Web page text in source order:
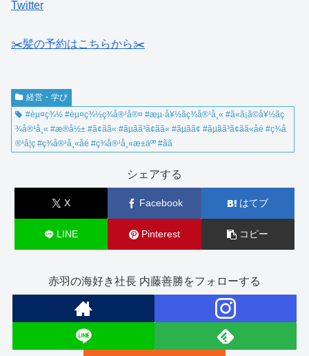
Twitter
✂️髪の予約はこちらから✂️
経営・学び
#èµ¤ç¾½ #èµ¤ç¾½ç¾å®¹å®¤ #æµ·å¥½ãç¾å®¹å¸« #ã«ã¡ã©å¥½ãç
¾å®¹å¸« #æ®å½± #ã¢ãã« #ãµã­ã³ã¢ãã« #ãµã­ã¢ #ãµã­ã³ã¢ãã«åé #ç¾å
®¹å­¦ç #ç¾å®¹å¸«åé #ç¾å®¹å¸«æ±äºº #ãã
シェアする
X Facebook はてブ
LINE Pinterest コピー
赤羽の海好き社長 内藤善勝をフォローする